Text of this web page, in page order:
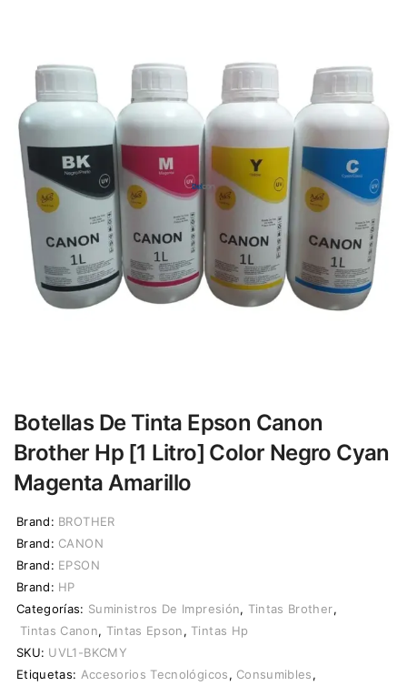
Botellas De Tinta Epson Canon
Brother Hp [1 Litro] Color Negro Cyan
Magenta Amarillo
Brand: BROTHER
Brand: CANON
Brand: EPSON
Brand: HP
Categorías: Suministros De Impresión, Tintas Brother,
Tintas Canon, Tintas Epson, Tintas Hp
SKU: UVL1-BKCMY
Etiquetas: Accesorios Tecnológicos, Consumibles,